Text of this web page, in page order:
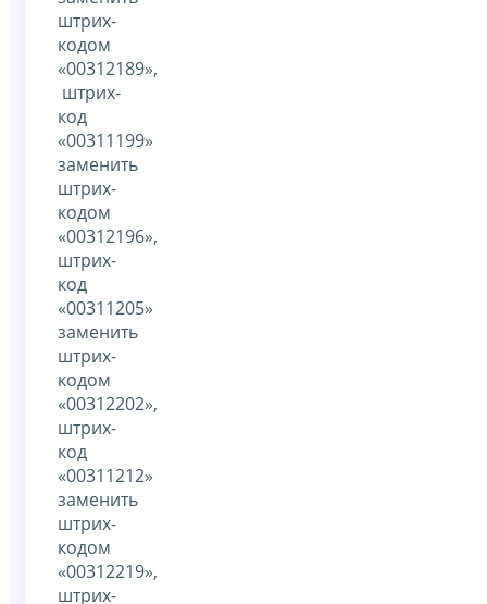
штрих-
кодом
«00312189»,
штрих-
код
«00311199»
заменить
штрих-
кодом
«00312196»,
штрих-
код
«00311205»
заменить
штрих-
кодом
«00312202»,
штрих-
код
«00311212»
заменить
штрих-
кодом
«00312219»,
штрих-